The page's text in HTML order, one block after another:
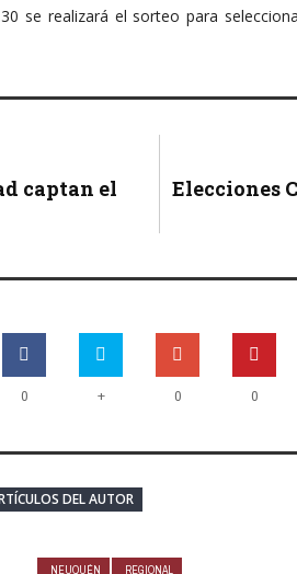
se realizará el sorteo para
captan el
Elecciones
0 + 0 0
DEL AUTOR
NEUQUÉN REGIONAL